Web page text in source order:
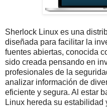
Sherlock Linux es una
diseñada para facilitar la
fuentes abiertas, conocida
sido creada pensando en
profesionales de la
analizar información de
eficiente y segura. Al estar
Linux hereda su